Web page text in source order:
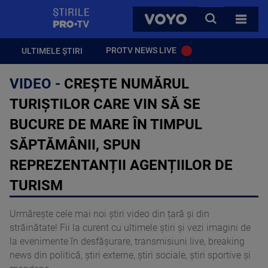
VOYO
CAUTA
TOATE
ULTIMELE ȘTIRI PROTV NEWS LIVE
VIDEO - CREȘTE NUMĂRUL
TURIȘTILOR CARE VIN SĂ SE
BUCURE DE MARE ÎN TIMPUL
SĂPTĂMÂNII, SPUN
REPREZENTANȚII AGENȚIILOR DE
TURISM
Urmărește cele mai noi știri video din țară și din
străinătate! Fii la curent cu ultimele știri și vezi imagini de
la evenimente în desfășurare, transmisiuni live, breaking
news din politică, știri externe, știri sociale, știri sportive și